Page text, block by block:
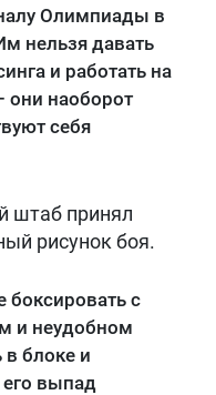
Олимпиады в
нельзя давать
и работать на
они наоборот
себя
штаб принял
рисунок боя.
с
и неудобном
в блоке и
выпад